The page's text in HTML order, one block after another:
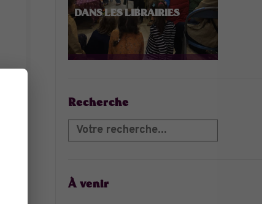
DANS LES LIBRAIRIES
Recherche
À venir